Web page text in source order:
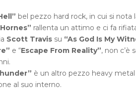
bel pezzo hard rock, in cui si nota
rallenta un attimo e ci fa
Scott Travissu “As God Is My
e “Escape From Reality”, non c’è
è un altro pezzo heavy
al suo interno.